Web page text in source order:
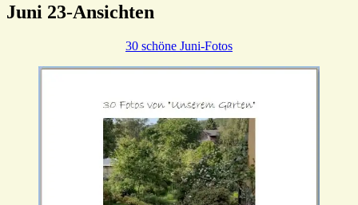
Juni 23-Ansichten
30 schöne Juni-Fotos